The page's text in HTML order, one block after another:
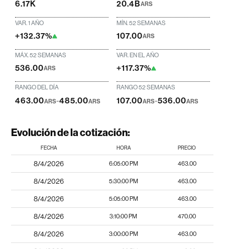
6.17K 20.4BARS
VAR. 1 AÑO
+132.37%
MÍN. 52 SEMANAS
107.00ARS
MÁX. 52 SEMANAS
536.00ARS
VAR. EN EL AÑO
+117.37%
RANGO DEL DÍA
463.00ARS-485.00ARS
RANGO 52 SEMANAS
107.00ARS-536.00ARS
Evolución de la cotización:
FECHA HORA PRECIO
8/4/2026 6:05:00 PM 463.00
8/4/2026 5:30:00 PM 463.00
8/4/2026 5:05:00 PM 463.00
8/4/2026 3:10:00 PM 470.00
8/4/2026 3:00:00 PM 463.00